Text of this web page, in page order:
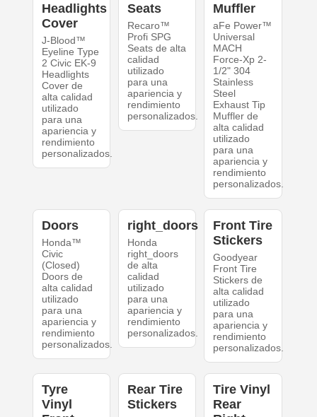
Headlights
Cover
J-Blood™
Eyeline Type
2 Civic EK-9
Headlights
Cover de
alta calidad
utilizado
para una
apariencia y
rendimiento
personalizados.
Seats
Recaro™
Profi SPG
Seats de alta
calidad
utilizado
para una
apariencia y
rendimiento
personalizados.
Muffler
aFe Power™
Universal
MACH
Force-Xp 2-
1/2" 304
Stainless
Steel
Exhaust Tip
Muffler de
alta calidad
utilizado
para una
apariencia y
rendimiento
personalizados.
Doors
Honda™
Civic
(Closed)
Doors de
alta calidad
utilizado
para una
apariencia y
rendimiento
personalizados.
right_doors
Honda
right_doors
de alta
calidad
utilizado
para una
apariencia y
rendimiento
personalizados.
Front Tire
Stickers
Goodyear
Front Tire
Stickers de
alta calidad
utilizado
para una
apariencia y
rendimiento
personalizados.
Tyre
Vinyl
Rear Tire
Stickers
Tire Vinyl
Rear